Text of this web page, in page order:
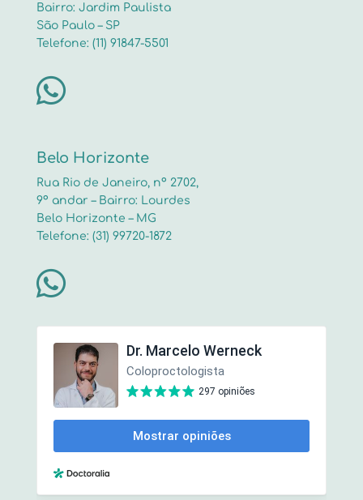
Bairro: Jardim Paulista
São Paulo – SP
Telefone: (11) 91847-5501

Belo Horizonte
Rua Rio de Janeiro, nº 2702,
9º andar – Bairro: Lourdes
Belo Horizonte – MG
Telefone: (31) 99720-1872
